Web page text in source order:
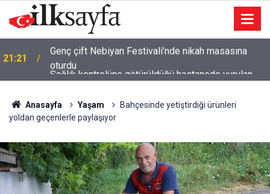
21:01
Sağlık kontrolüne götürüldüğü hastanede vurulan
istismar şüphelisi hayatını kaybetti
Anasayfa Yaşam
Bahçesinde yetiştirdiği ürünleri
yoldan geçenlerle paylaşıyor